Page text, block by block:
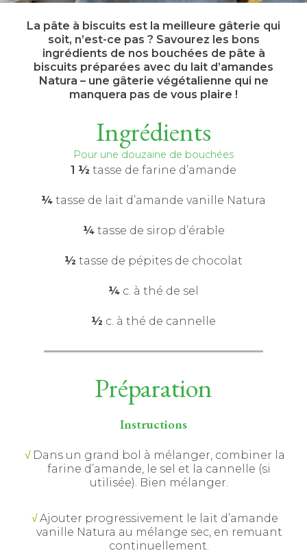
La pâte à biscuits est la meilleure gâterie qui
soit, n’est-ce pas ? Savourez les bons
ingrédients de nos bouchées de pâte à
biscuits préparées avec du lait d’amandes
Natura – une gâterie végétalienne qui ne
manquera pas de vous plaire !
Ingrédients
Pour une douzaine de bouchées
1 ½ tasse de farine d’amande
¼ tasse de lait d’amande vanille Natura
¼tasse de sirop d’érable
½ tasse de pépites de chocolat
¼ c. à thé de sel
½ c. à thé de cannelle
Préparation
Instructions
Dans un grand bol à mélanger, combiner la
farine d’amande, le sel et la cannelle (si
utilisée). Bien mélanger.
Ajouter progressivement le lait d’amande
vanille Natura au mélange sec, en remuant
continuellement.